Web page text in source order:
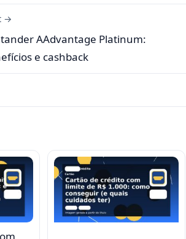
→
AAdvantage Platinum:
e cashback